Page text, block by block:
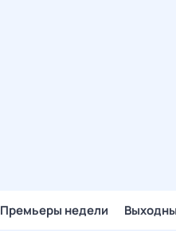
Премьеры недели